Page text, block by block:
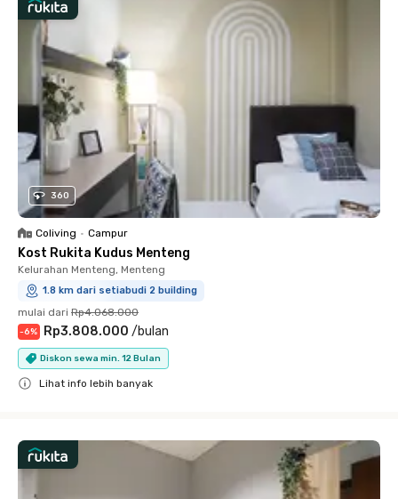
360
Coliving • Campur
Kost Rukita Kudus Menteng
Kelurahan Menteng, Menteng
1.8 km dari setiabudi 2 building
mulai dari Rp4.068.000
-6% Rp3.808.000 /bulan
Diskon sewa min. 12 Bulan
Lihat info lebih banyak